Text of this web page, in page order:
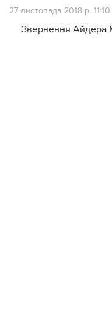
27 листопада 2018 р. 11:10
Звернення Айдера